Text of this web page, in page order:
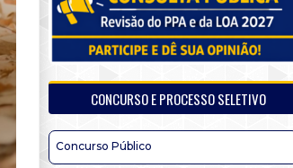
CONCURSO E PROCESSO SELETIVO
Concurso Público